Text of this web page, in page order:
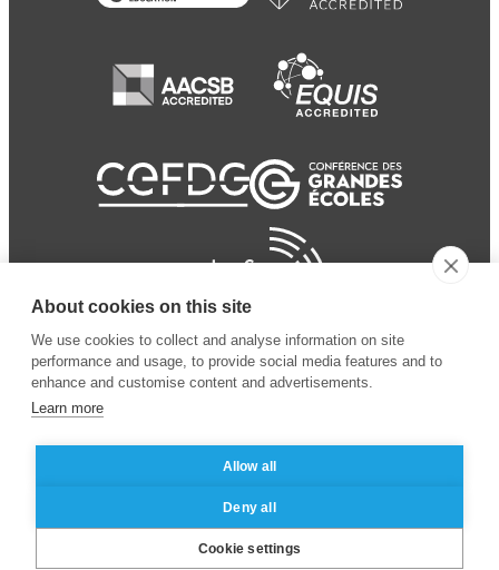
© 2024 ESSEC Business
School
Legal notice
privacy policy
About cookies on this site
We use cookies to collect and analyse information on site
performance and usage, to provide social media features and to
enhance and customise content and advertisements.
Learn more
Allow all
Deny all
Cookie settings